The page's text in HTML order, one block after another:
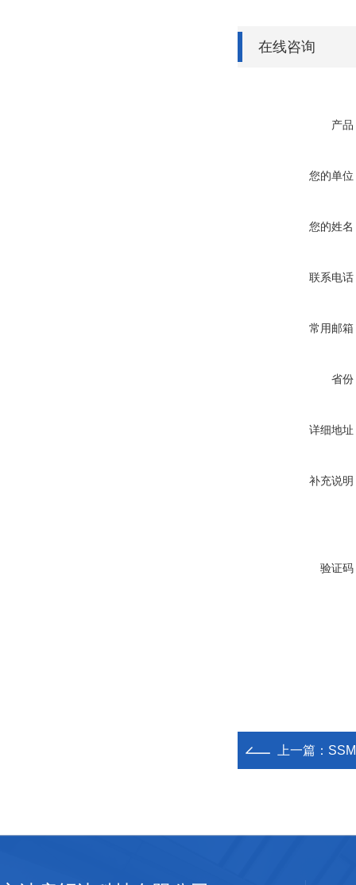
在线咨询
产品
您的单位
您的姓名
联系电话
常用邮箱
省份
详细地址
补充说明
验证码
上一篇：